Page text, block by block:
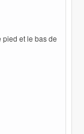
et le bas de